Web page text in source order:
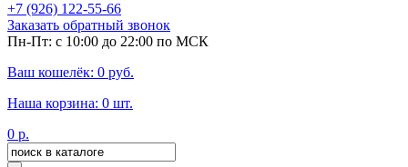
+7 (926) 122-55-66
Заказать обратный звонок
Пн-Пт: с 10:00 до 22:00 по МСК
Ваш кошелёк: 0 руб.
Наша корзина: 0 шт.
0 р.